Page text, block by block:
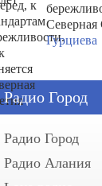
Гурциева
Радио Город
Радио Город
Радио Алания